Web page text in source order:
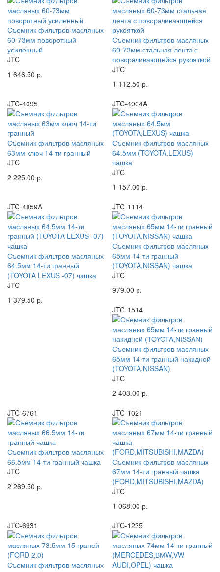
Съемник фильтров масляных
60-73мм поворотный
усиленный
JTC
1 646.50 р.
Съемник фильтров масляных
60-73мм стальная лента с
поворачивающейся рукояткой
JTC
1 112.50 р.
JTC-4095
Съемник фильтров масляных
63мм ключ 14-ти гранный
JTC
2 225.00 р.
JTC-4904A
Съемник фильтров масляных
64.5мм (TOYOTA,LEXUS)
чашка
JTC
1 157.00 р.
JTC-4859A
Съемник фильтров масляных
64.5мм 14-ти гранный
(TOYOTA LEXUS -07) чашка
JTC
1 379.50 р.
JTC-1114
Съемник фильтров масляных
65мм 14-ти гранный
(TOYOTA,NISSAN) чашка
JTC
979.00 р.
JTC-1514
Съемник фильтров масляных
65мм 14-ти гранный накидной
(TOYOTA,NISSAN)
JTC
2 403.00 р.
JTC-6761
Съемник фильтров масляных
66.5мм 14-ти гранный чашка
JTC
2 269.50 р.
JTC-1021
Съемник фильтров масляных
67мм 14-ти гранный чашка
(FORD,MITSUBISHI,MAZDA)
JTC
1 068.00 р.
JTC-6931
Съемник фильтров масляных
JTC-1235